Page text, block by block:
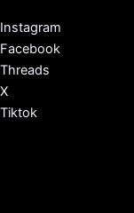
Instagram
Facebook
Threads
X
Tiktok